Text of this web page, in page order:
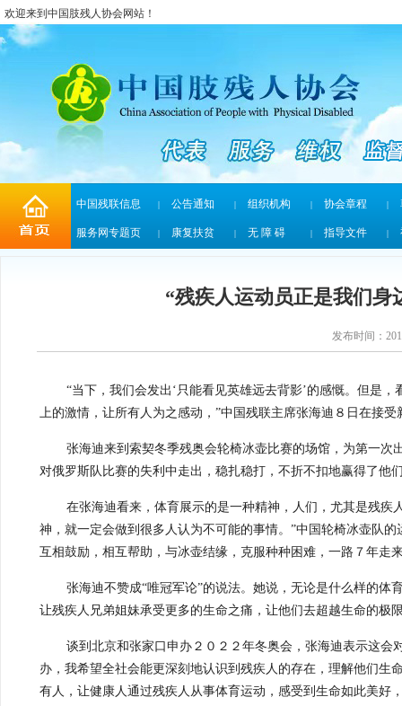
欢迎来到中国肢残人协会网站！
中国残联信息 | 公告通知 | 组织机构 | 协会章程 |
服务网专题页 | 康复扶贫 | 无 障 碍 | 指导文件 |
“残疾人运动员正是我们
发布时间：
“当下，我们会发出‘只能看见英雄远去背影’的感慨。但是
上的激情，让所有人为之感动，”中国残联主席张海迪８日在接
张海迪来到索契冬季残奥会轮椅冰壶比赛的场馆，为第一
对俄罗斯队比赛的失利中走出，稳扎稳打，不折不扣地赢得了他
在张海迪看来，体育展示的是一种精神，人们，尤其是残
神，就一定会做到很多人认为不可能的事情。”中国轮椅冰壶队
互相鼓励，相互帮助，与冰壶结缘，克服种种困难，一路７年走
张海迪不赞成“唯冠军论”的说法。她说，无论是什么样的
让残疾人兄弟姐妹承受更多的生命之痛，让他们去超越生命的极
谈到北京和张家口申办２０２２年冬奥会，张海迪表示这
办，我希望全社会能更深刻地认识到残疾人的存在，理解他们
有人，让健康人通过残疾人从事体育运动，感受到生命如此美好